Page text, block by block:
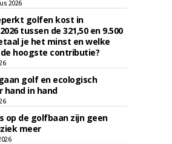
2026
golfen kost in
tussen de 321,50 en 9.500
je het minst en welke
hoogste contributie?
golf en ecologisch
hand in hand
op de golfbaan zijn geen
meer